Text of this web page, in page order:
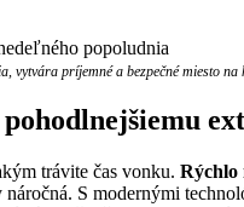
vytvára príjemné a bezpečné miesto na
trávite čas vonku. Rýchlo
S modernými